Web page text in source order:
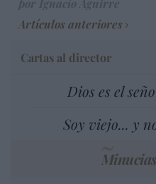
Artículos anteriores
Cartas al director
Dios es el
Soy viejo... y